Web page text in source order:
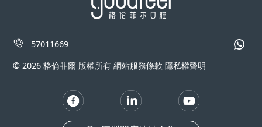
57011669
© 2026 格倫菲爾 版權所有 網站服務條款 隱私權聲明